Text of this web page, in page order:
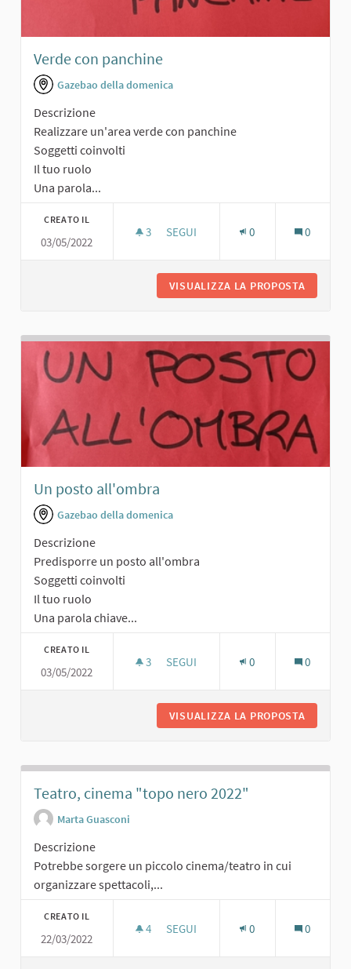
Verde con panchine
Gazebao della domenica
Descrizione
Realizzare un'area verde con panchine
Soggetti coinvolti
Il tuo ruolo
Una parola...
CREATO IL
03/05/2022
3 3 SOSTENITORI
SEGUI 0 0
VISUALIZZA LA PROPOSTA
Un posto all'ombra
Gazebao della domenica
Descrizione
Predisporre un posto all'ombra
Soggetti coinvolti
Il tuo ruolo
Una parola chiave...
CREATO IL
03/05/2022
3 3 SOSTENITORI
SEGUI 0 0
VISUALIZZA LA PROPOSTA
Teatro, cinema "topo nero 2022"
Marta Guasconi
Descrizione
Potrebbe sorgere un piccolo cinema/teatro in cui
organizzare spettacoli,...
CREATO IL
22/03/2022
4 4 SOSTENITORI
SEGUI 0 0